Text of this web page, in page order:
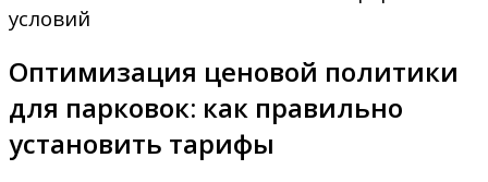
условий
Оптимизация ценовой политики
для парковок: как правильно
установить тарифы